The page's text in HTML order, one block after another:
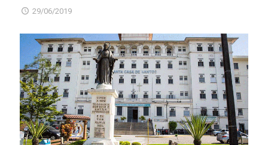
29/06/2019